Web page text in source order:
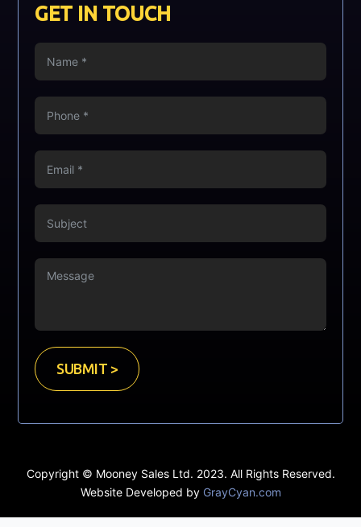
GET IN TOUCH
SUBMIT >
Copyright © Mooney Sales Ltd. 2023. All Rights Reserved.
Website Developed by GrayCyan.com